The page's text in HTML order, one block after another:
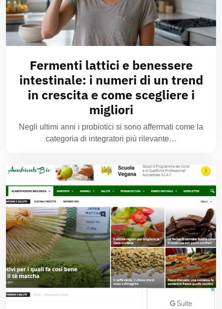
Fermenti lattici e benessere
intestinale: i numeri di un trend
in crescita e come scegliere i
migliori
Negli ultimi anni i probiotici si sono affermati come la
categoria di integratori più rilevante…